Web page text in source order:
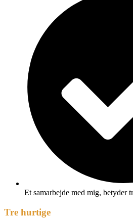
Et samarbejde med mig, betyder
Tre hurtige